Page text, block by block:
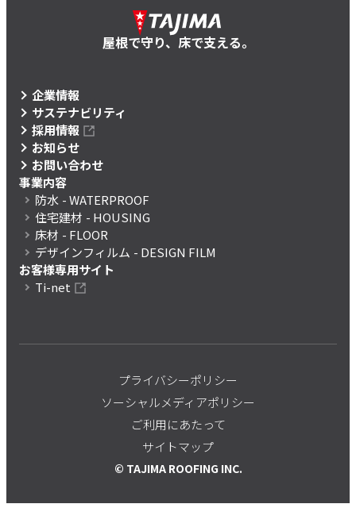
屋根で守り、床で支える。
企業情報
サステナビリティ
採用情報
お知らせ
お問い合わせ
事業内容
防水 - WATERPROOF
住宅建材 - HOUSING
床材 - FLOOR
デザインフィルム - DESIGN FILM
お客様専用サイト
Ti-net
プライバシーポリシー
ソーシャルメディアポリシー
ご利用にあたって
サイトマップ
© TAJIMA ROOFING INC.